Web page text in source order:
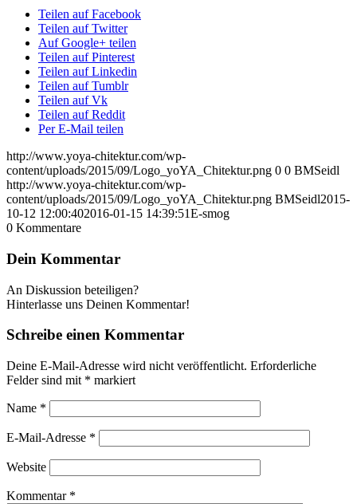
Teilen auf Facebook
Teilen auf Twitter
Auf Google+ teilen
Teilen auf Pinterest
Teilen auf Linkedin
Teilen auf Tumblr
Teilen auf Vk
Teilen auf Reddit
Per E-Mail teilen
http://www.yoya-chitektur.com/wp-
content/uploads/2015/09/Logo_yoYA_Chitektur.png 0 0 BMSeidl
http://www.yoya-chitektur.com/wp-
content/uploads/2015/09/Logo_yoYA_Chitektur.png BMSeidl2015-
10-12 12:00:402016-01-15 14:39:51E-smog
0 Kommentare
Dein Kommentar
An Diskussion beteiligen?
Hinterlasse uns Deinen Kommentar!
Schreibe einen Kommentar
Deine E-Mail-Adresse wird nicht veröffentlicht. Erforderliche
Felder sind mit * markiert
Name *
E-Mail-Adresse *
Website
Kommentar *